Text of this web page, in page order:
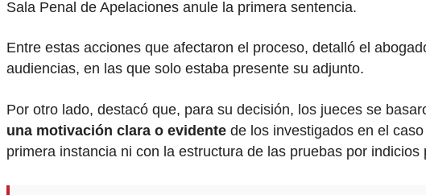
Sala Penal de Apelaciones anule la primera sentencia.
Entre estas acciones que afectaron el proceso, detalló el
audiencias, en las que solo estaba presente su adjunto.
Por otro lado, destacó que, para su decisión, los jueces se
una motivación clara o evidente de los investigados en el
primera instancia ni con la estructura de las pruebas por